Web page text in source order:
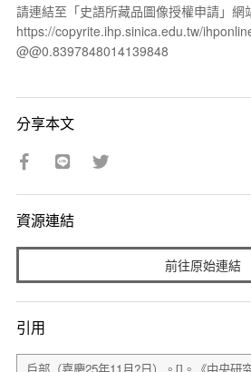
請連結至「史語所藏品圖像授權申請」網
https://copyrite.ihp.sinica.edu.tw/
@@0.8397848014139848
分享本文
資源連結
前往原始連結
引用